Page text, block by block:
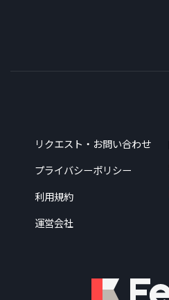
リクエスト・お問い合わせ
プライバシーポリシー
利用規約
運営会社